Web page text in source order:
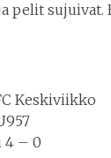
pelit
Keskiviikko
4 – 0